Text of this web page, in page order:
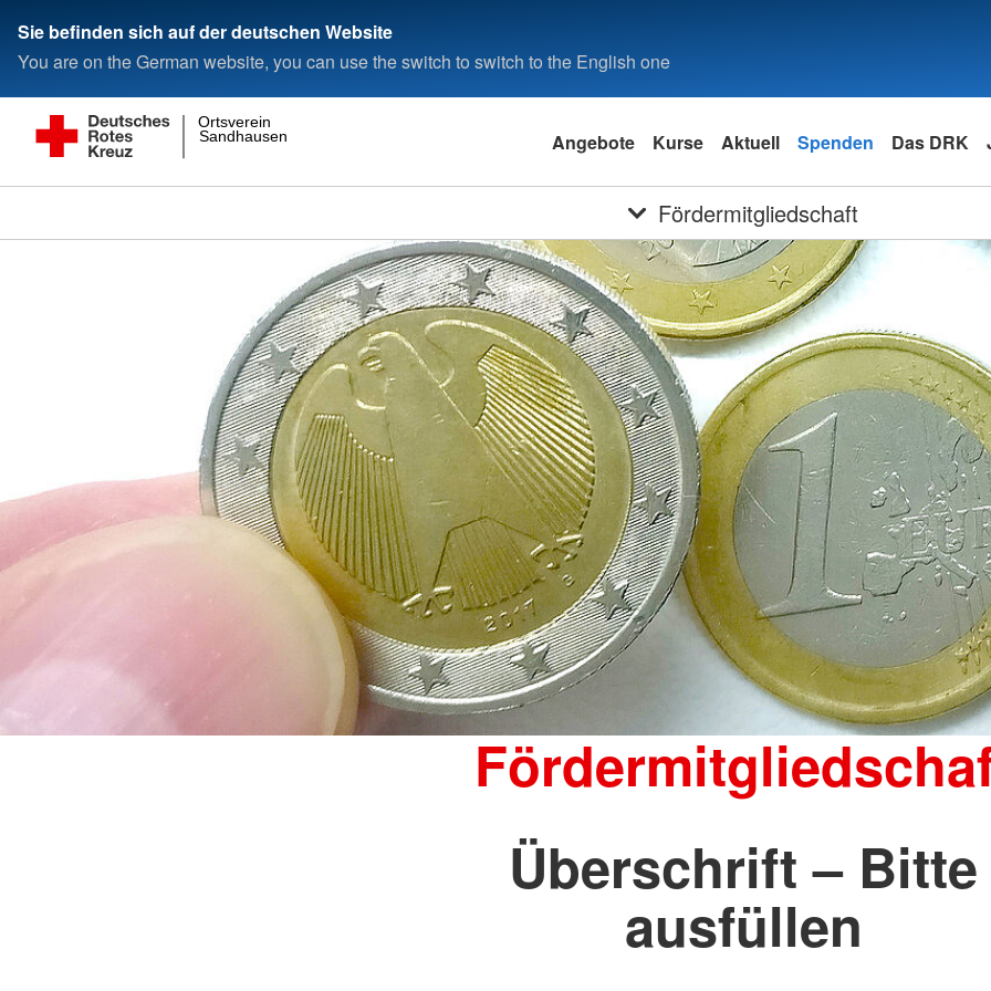
Sie befinden sich auf der deutschen Website
You are on the German website, you can use the switch to switch to the English one
Sandhausen
Ortsverein
Angebote Kurse Aktuell Spenden Das DRK
Fördermitgliedschaft
Überschrift – Bitte
ausfüllen